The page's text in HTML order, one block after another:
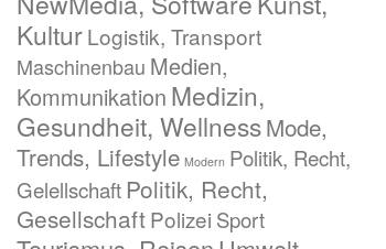
KulturLogistik, Transport
Maschinenbau Medien,
Kommunikation Medizin,
Gesundheit, WellnessMode,
Trends, Lifestyle Modern Politik, Recht,
Gelellschaft Politik, Recht,
GesellschaftPolizei Sport